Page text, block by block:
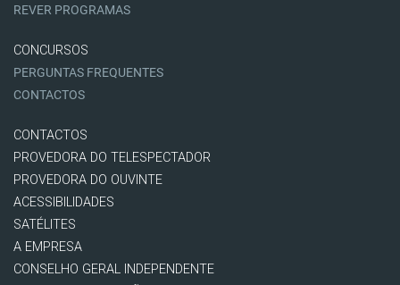
REVER PROGRAMAS
CONCURSOS
PERGUNTAS FREQUENTES
CONTACTOS
CONTACTOS
PROVEDORA DO TELESPECTADOR
PROVEDORA DO OUVINTE
ACESSIBILIDADES
SATÉLITES
A EMPRESA
CONSELHO GERAL INDEPENDENTE